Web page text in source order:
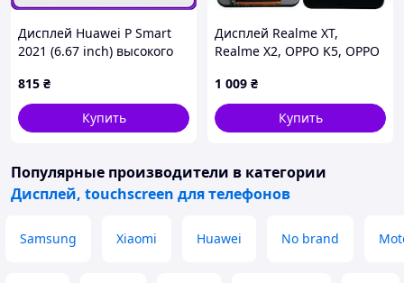
Дисплей Huawei P Smart
2021 (6.67 inch) высокого
на Хуавей П Смарт 2021
815 ₴
Купить
Дисплей Realme XT,
Realme X2, OPPO K5, OPPO
Black (сліди клею)
(Восстановлен)
1 009 ₴
Купить
Популярные производители в категории
Дисплей, touchscreen для телефонов
Samsung Xiaomi Huawei No brand